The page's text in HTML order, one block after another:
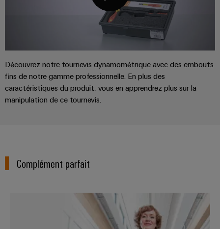
Découvrez notre tournevis dynamométrique avec des embouts
fins de notre gamme professionnelle. En plus des
caractéristiques du produit, vous en apprendrez plus sur la
manipulation de ce tournevis.
Complément parfait
Coupez-le, ne le pressez pas